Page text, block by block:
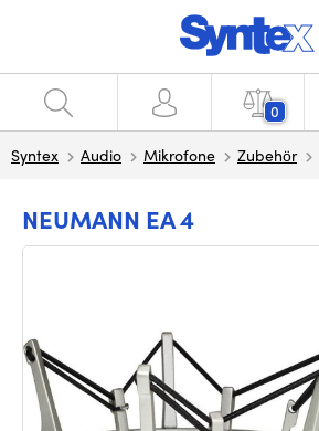
0
Syntex Audio Mikrofone Zubehör
NEUMANN EA 4